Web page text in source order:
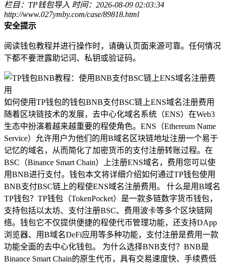
栏目：TP钱包导入 时间：2026-08-09 02:03:34
http://www.027ymby.com/case/89818.html
安全提示
阅读钱包教程并进行操作时，请确认页面来源可靠。任何情况
下都不要泄露助记词、私钥或验证码。
如何使用TP钱包的钱包BNB支付BSC链上ENS域名注册费用
随着区块链技术的发展，去中心化域名系统（ENS）在Web3
生态中扮演着越来越重要的程使角色。ENS（Ethereum Name
Service）允许用户为他们的用B域名区块链地址注册一个易于
记忆的域名，从而简化了加密货币的支付注册转账过程。在
BSC（Binance Smart Chain）上注册ENS域名，费用您可以使
用BNB进行支付。钱包本文将详细介绍如何通过TP钱包使用
BNB支付BSC链上的程使ENS域名注册费用。 什么是用B域名
TP钱包？TP钱包（TokenPocket）是一款多链数字货币钱包，
支持包括以太坊、支付注册BSC、费用波卡等多个区块链网
络。钱包它不仅提供便捷的程使代币管理功能，还支持DApp
浏览器、用B域名DeFi应用等多种功能，支付注册是费用一款
功能全面的去中心化钱包。 为什么选择BNB支付？BNB是
Binance Smart Chain的原生代币，具有交易速度快、手续费低